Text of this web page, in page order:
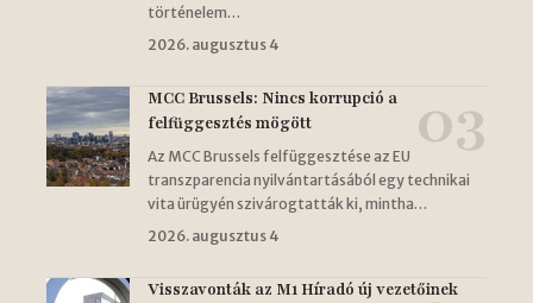
történelem…
2026. augusztus 4
MCC Brussels: Nincs korrupció a
felfüggesztés mögött
Az MCC Brussels felfüggesztése az EU
transzparencia nyilvántartásából egy technikai
vita ürügyén szivárogtatták ki, mintha…
2026. augusztus 4
Visszavonták az M1 Híradó új vezetőinek